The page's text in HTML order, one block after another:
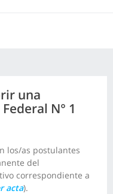
una
N° 1
los/as postulantes
del
correspondiente a
acta).